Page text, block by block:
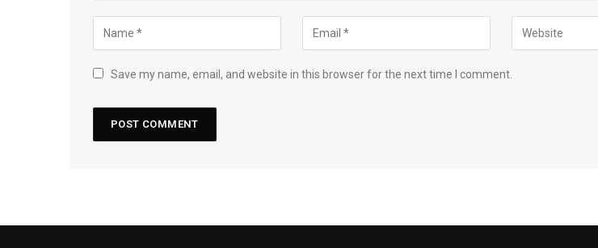
Save my name, email, and website in this browser for the next time I comment.